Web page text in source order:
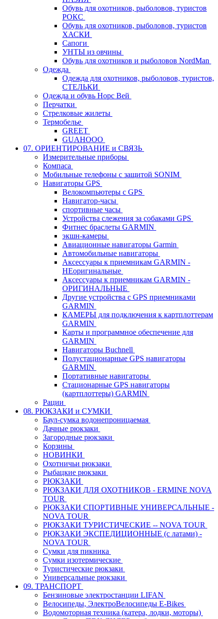
Обувь для охотников, рыболовов, туристов
РОКС
Обувь для охотников, рыболовов, туристов
ХАСКИ
Сапоги
УНТЫ из овчины
Обувь для охотников и рыболовов NordMan
Одежда
Одежда для охотников, рыболовов, туристов,
СТЕЛЬКИ
Одежда и обувь Норс Вей
Перчатки
Стрелковые жилеты
Термобелье
GREET
GUAHOOO
07. ОРИЕНТИРОВАНИЕ и СВЯЗЬ
Измерительные приборы
Компаса
Мобильные телефоны с защитой SONIM
Навигаторы GPS
Велокомпьютеры с GPS
Навигатор-часы
спортивные часы
Устройства слежения за собаками GPS
Фитнес браслеты GARMIN
экшн-камеры
Авиационные навигаторы Garmin
Автомобильные навигаторы
Аксессуары к приемникам GARMIN -
НЕоригинальные
Аксессуары к приемникам GARMIN -
ОРИГИНАЛЬНЫЕ
Другие устройства с GPS приемниками
GARMIN
КАМЕРЫ для подключения к картплоттерам
GARMIN
Карты и программное обеспечение для
GARMIN
Навигаторы Buchnell
Полустационарные GPS навигаторы
GARMIN
Портативные навигаторы
Стационарные GPS навигаторы
(картплоттеры) GARMIN
Рации
08. РЮКЗАКИ и СУМКИ
Баул-сумка водонепроницаемая
Дачные рюкзаки
Загородные рюкзаки
Корзины
НОВИНКИ
Охотничьи рюкзаки
Рыбацкие рюкзаки
РЮКЗАКИ
РЮКЗАКИ ДЛЯ ОХОТНИКОВ - ERMINE NOVA
TOUR
РЮКЗАКИ СПОРТИВНЫЕ УНИВЕРСАЛЬНЫЕ -
NOVA TOUR
РЮКЗАКИ ТУРИСТИЧЕСКИЕ -- NOVA TOUR
РЮКЗАКИ ЭКСПЕДИЦИОННЫЕ (с латами) -
NOVA TOUR
Сумки для пикника
Сумки изотермические
Туристические рюкзаки
Универсальные рюкзаки
09. ТРАНСПОРТ
Бензиновые электростанции LIFAN
Велосипеды, ЭлектроВелосипеды E-Bikes
Водомоторная техника (катера, лодки, моторы)